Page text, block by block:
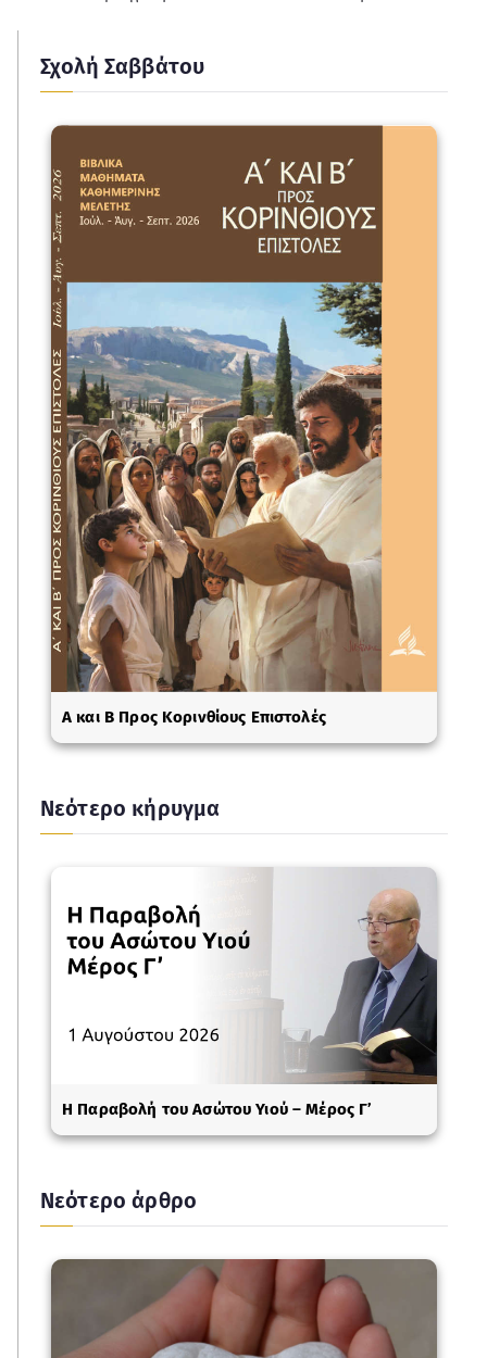
Σχολή Σαββάτου
A και Β Προς Κορινθίους Επιστολές
Νεότερο κήρυγμα
Η Παραβολή του Ασώτου Υιού – Μέρος Γ’
Νεότερο άρθρο